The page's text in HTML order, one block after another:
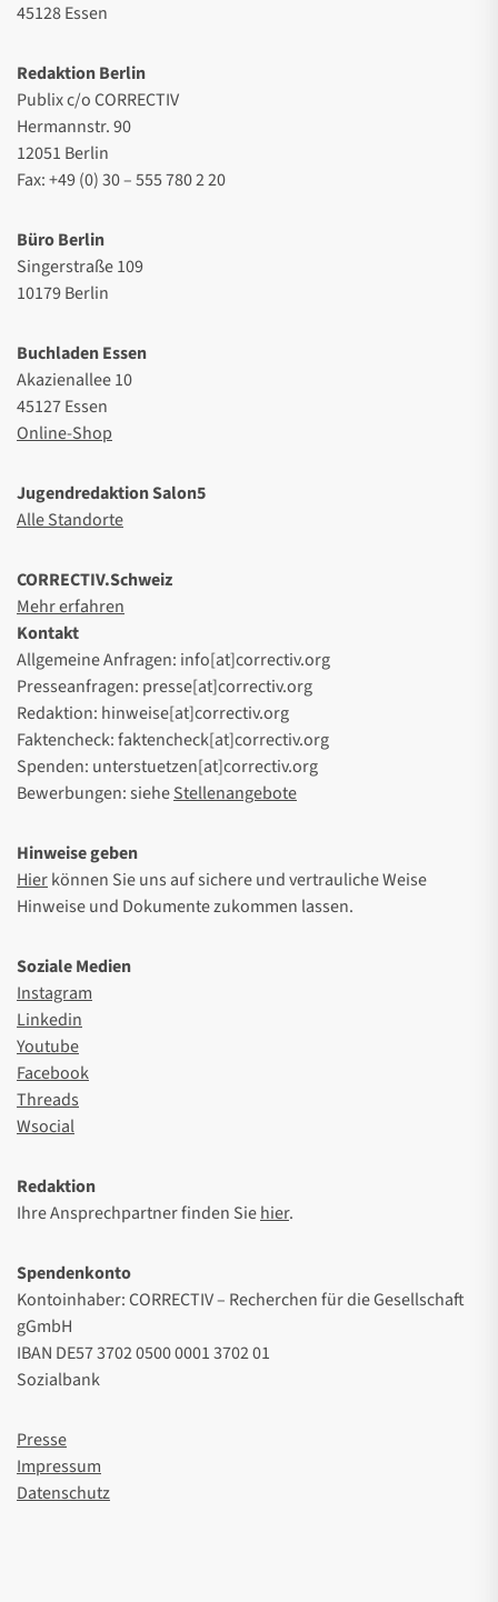
45128 Essen
Redaktion Berlin
Publix c/o CORRECTIV
Hermannstr. 90
12051 Berlin
Fax: +49 (0) 30 – 555 780 2 20
Büro Berlin
Singerstraße 109
10179 Berlin
Buchladen Essen
Akazienallee 10
45127 Essen
Online-Shop
Jugendredaktion Salon5
Alle Standorte
CORRECTIV.Schweiz
Mehr erfahren
Kontakt
Allgemeine Anfragen: info[at]correctiv.org
Presseanfragen: presse[at]correctiv.org
Redaktion: hinweise[at]correctiv.org
Faktencheck: faktencheck[at]correctiv.org
Spenden: unterstuetzen[at]correctiv.org
Bewerbungen: sieheStellenangebote
Hinweise geben
Hierkönnen Sie uns auf sichere und vertrauliche Weise
Hinweise und Dokumente zukommen lassen.
Soziale Medien
Instagram
Linkedin
Youtube
Facebook
Threads
Wsocial
Redaktion
Ihre Ansprechpartner finden Siehier.
Spendenkonto
Kontoinhaber: CORRECTIV – Recherchen für die Gesellschaft
gGmbH
IBAN DE57 3702 0500 0001 3702 01
Sozialbank
Presse
Impressum
Datenschutz